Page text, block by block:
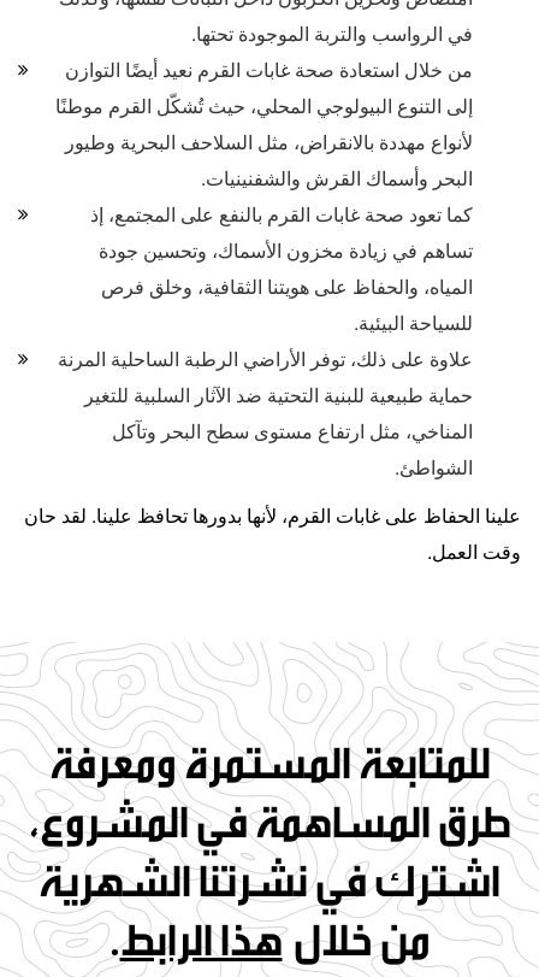
في الرواسب والتربة الموجودة تحتها.
من خلال استعادة صحة غابات القرم نعيد أيضًا التوازن
إلى التنوع البيولوجي المحلي، حيث تُشكّل القرم موطنًا
لأنواع مهددة بالانقراض، مثل السلاحف البحرية وطيور
البحر وأسماك القرش والشفنينيات.
كما تعود صحة غابات القرم بالنفع على المجتمع، إذ
تساهم في زيادة مخزون الأسماك، وتحسين جودة
المياه، والحفاظ على هويتنا الثقافية، وخلق فرص
للسياحة البيئية.
علاوة على ذلك، توفر الأراضي الرطبة الساحلية المرنة
حماية طبيعية للبنية التحتية ضد الآثار السلبية للتغير
المناخي، مثل ارتفاع مستوى سطح البحر وتآكل
الشواطئ.
علينا الحفاظ على غابات القرم، لأنها بدورها تحافظ علينا. لقد حان
وقت العمل.
للمتابعة المستمرة ومعرفة
طرق المساهمة في المشروع،
اشترك في نشرتنا الشهرية
من خلالهذا الرابط.